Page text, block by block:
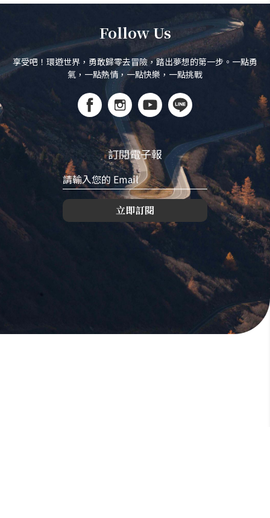
Follow Us
享受吧！環遊世界，勇敢歸零去冒險，踏出夢想的第一步。一點勇
氣，一點熱情，一點快樂，一點挑戰
訂閱電子報
立即訂閱